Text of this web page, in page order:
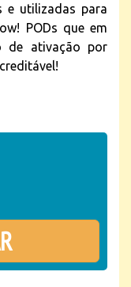
e utilizadas para
PODs que em
de ativação por